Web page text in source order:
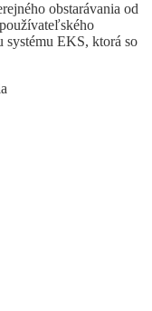
obstarávania od
systému EKS, ktorá so